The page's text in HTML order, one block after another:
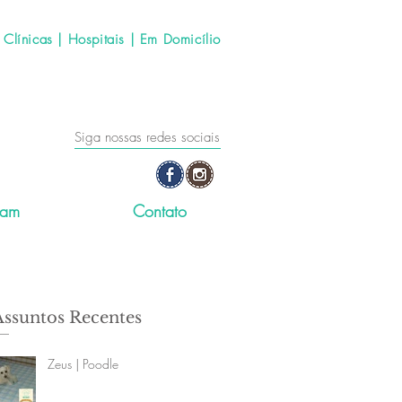
Clínicas | Hospitais | Em Domicílio
Siga nossas redes sociais
Contato
Recentes
Zeus | Poodle